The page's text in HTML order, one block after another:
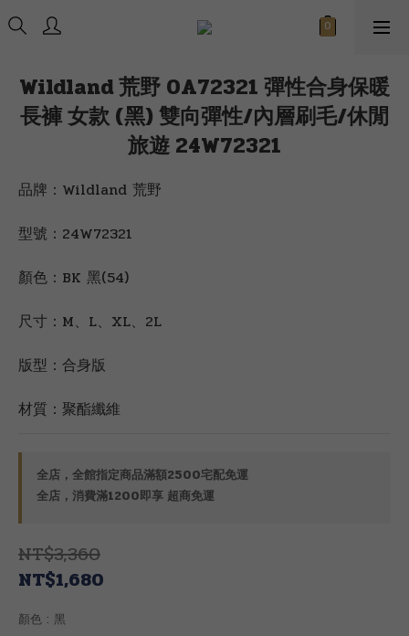
Wildland 荒野 0A72321 彈性合身保暖
長褲 女款 (黑) 雙向彈性/內層刷毛/休閒
旅遊 24W72321
品牌：Wildland 荒野
型號：24W72321
顏色：BK 黑(54)
尺寸：M、L、XL、2L
版型：合身版
材質：聚酯纖維
全店，全館指定商品滿額2500宅配免運
全店，消費滿1200即享 超商免運
NT$3,360
NT$1,680
顏色 : 黑